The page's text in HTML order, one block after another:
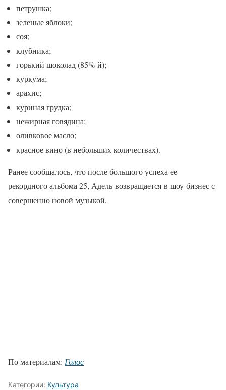
петрушка;
зеленые яблоки;
соя;
клубника;
горький шоколад (85%-й);
куркума;
арахис;
куриная грудка;
нежирная говядина;
оливковое масло;
красное вино (в небольших количествах).
Ранее сообщалось, что после большого успеха ее
рекордного альбома 25, Адель возвращается в шоу-бизнес с
совершенно новой музыкой.
По материалам: Голос
Категории: Культура